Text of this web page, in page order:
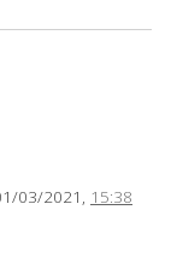
03/2021, 15:38